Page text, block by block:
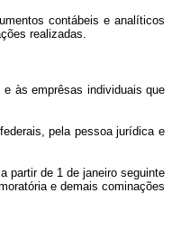
contábeis e analíticos
realizadas.
às emprêsas individuais que
pela pessoa jurídica e
partir de 1 de janeiro seguinte
e demais cominações